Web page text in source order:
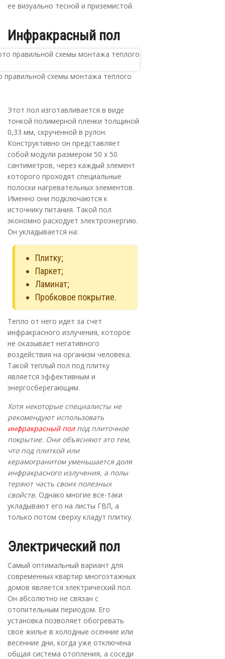
ее визуально тесной и приземистой.
Инфракрасный пол
правильной схемы монтажа теплого
Этот пол изготавливается в виде
тонкой полимерной пленки толщиной
0,33 мм, скрученной в рулон.
Конструктивно он представляет
собой модули размером 50 х 50
сантиметров, через каждый элемент
которого проходят специальные
полоски нагревательных элементов.
Именно они подключаются к
источнику питания. Такой пол
экономно расходует электроэнергию.
Он укладывается на:
Плитку;
Паркет;
Ламинат;
Пробковое покрытие.
Тепло от него идет за счет
инфракрасного излучения, которое
не оказывает негативного
воздействия на организм человека.
Такой теплый пол под плитку
является эффективным и
энергосберегающим.
Хотя некоторые специалисты не
рекомендуют использовать
инфракрасный полпод плиточное
покрытие. Они объясняют это тем,
что под плиткой или
керамогранитом уменьшается доля
инфракрасного излучения, а полы
теряют часть своих полезных
свойств. Однако многие все-таки
укладывают его на листы ГВЛ, а
только потом сверху кладут плитку.
Электрический пол
Самый оптимальный вариант для
современных квартир многоэтажных
домов является электрический пол.
Он абсолютно не связан с
отопительным периодом. Его
установка позволяет обогревать
свое жилье в холодные осенние или
весенние дни, когда уже отключена
общая система отопления, а соседи